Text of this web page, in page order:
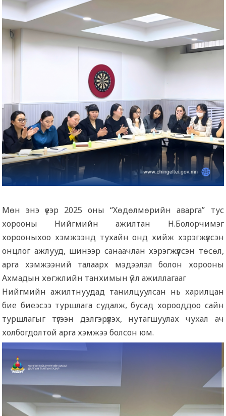
Мөн энэ үеэр 2025 оны “Хөдөлмөрийн аварга” тус
хорооны Нийгмийн ажилтан Н.Болорчимэг
хорооныхоо хэмжээнд тухайн онд хийж хэрэгжүүлсэн
онцлог ажлууд, шинээр санаачлан хэрэгжүүлсэн төсөл,
арга хэмжээний талаарх мэдээлэл болон хорооны
Ахмадын хөгжлийн танхимын үйл ажиллагааг
Нийгмийн ажилтнуудад танилцуулсан нь харилцан
бие биеэсээ туршлага судалж, бусад хорооддоо сайн
туршлагыг түгээн дэлгэрүүлэх, нутагшуулах чухал ач
холбогдолтой арга хэмжээ болсон юм.